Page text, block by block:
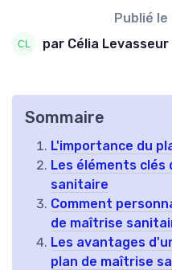
Publié le
par Célia Levasseur
Sommaire
L'importance du
Les éléments clés
sanitaire
Comment
de maîtrise
Les avantages
plan de maîtrise